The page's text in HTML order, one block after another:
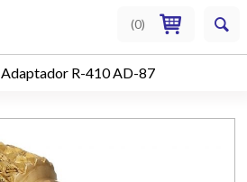
(0)
Adaptador R-410 AD-87